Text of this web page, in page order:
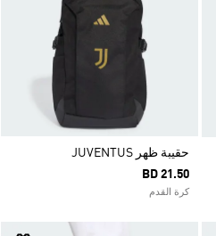
حقيبة ظهر JUVENTUS
BD 21.50
كرة القدم